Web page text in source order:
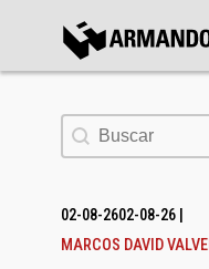
Buscar
02-08-2602-08-26|
MARCOS DAVID